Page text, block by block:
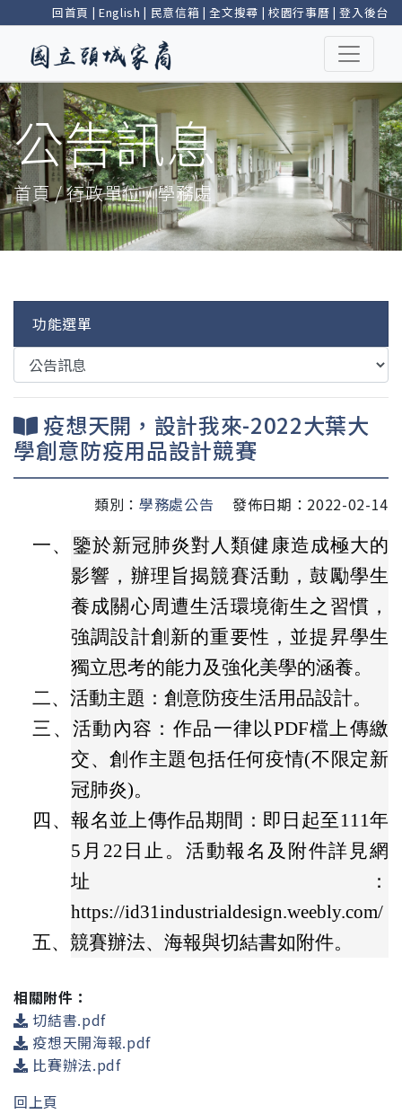
回首頁 | English | 民意信箱 |全文搜尋 | 校園行事曆 |登入後台
公告訊息
首頁 / 行政單位 / 學務處
功能選單
疫想天開，設計我來-2022大葉大
學創意防疫用品設計競賽
類別： 學務處公告
發佈日期：2022-02-14
一、 鑒於新冠肺炎對人類健康造成極大的
影響，辦理旨揭競賽活動，鼓勵學生
養成關心周遭生活環境衛生之習慣，
強調設計創新的重要性，並提昇學生
獨立思考的能力及強化美學的涵養。
二、活動主題：創意防疫生活用品設計。
三、活動內容：作品一律以PDF檔上傳繳
交、創作主題包括任何疫情(不限定新
冠肺炎)。
四、報名並上傳作品期間：即日起至111年
5月22日止。活動報名及附件詳見網
址：
https://id31industrialdesign.weebly.com/
五、競賽辦法、海報與切結書如附件。
相關附件：
切結書.pdf
疫想天開海報.pdf
比賽辦法.pdf
回上頁